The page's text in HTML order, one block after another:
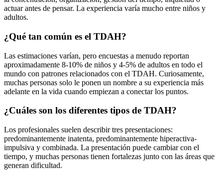
actuar antes de pensar. La experiencia varía mucho entre niños y
adultos.
¿Qué tan común es el TDAH?
Las estimaciones varían, pero encuestas a menudo reportan
aproximadamente 8-10% de niños y 4-5% de adultos en todo el
mundo con patrones relacionados con el TDAH. Curiosamente,
muchas personas solo le ponen un nombre a su experiencia más
adelante en la vida cuando empiezan a conectar los puntos.
¿Cuáles son los diferentes tipos de TDAH?
Los profesionales suelen describir tres presentaciones:
predominantemente inatenta, predominantemente hiperactiva-
impulsiva y combinada. La presentación puede cambiar con el
tiempo, y muchas personas tienen fortalezas junto con las áreas que
generan dificultad.